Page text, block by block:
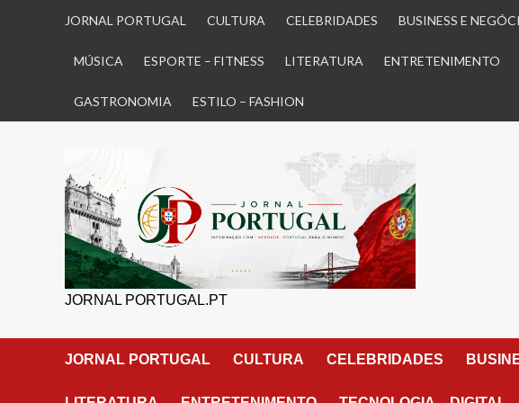
JORNAL PORTUGAL CULTURA CELEBRIDADES BUSINESS E
MÚSICA ESPORTE – FITNESS LITERATURA ENTRETENIMENTO
GASTRONOMIA ESTILO – FASHION
JORNAL PORTUGAL.PT
JORNAL PORTUGAL CULTURA CELEBRIDADES